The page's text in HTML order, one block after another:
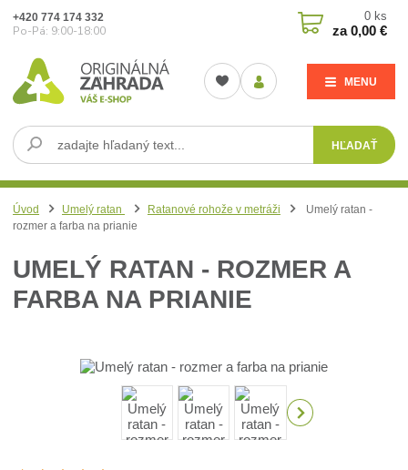
MENU
HĽADAŤ
+420 774 174 332
Po-Pá: 9:00-18:00
0 ks
za0,00 €
Úvod Umelý ratan Ratanové rohože v metráži
Umelý ratan -
rozmer a farba na prianie
UMELÝ RATAN - ROZMER A
FARBA NA PRIANIE